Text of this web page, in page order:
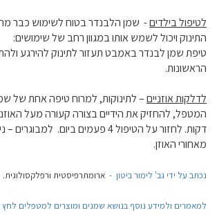
לטיפול בילדים- שמן הלבנדר בטוח לשימוש כבר
התינוק ויכול לשמש אותו במגוון רחב של שימושים:
טיפת שמן לבנדר באמבט תעזור לתינוק להירגע
הראשונות.
לדלקות אוזניים– לתינוקות, למרוח טיפה אחת של
דקות. לחזור על הטיפול 4 פעמים ביום.
מאחורי האוזן.
נכתב על ידי גב' לימור ביטון - ארומתרפיסטית ורפלקסולוגית.
למאמרים ולמידע נוסף בנושא שמנים ומוצרים למטפלים לחץ